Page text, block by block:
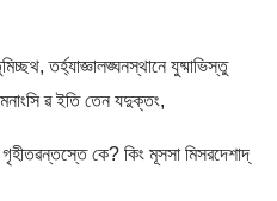
তর্হ্যাজ্ঞালঙ্ঘনস্থানে যুষ্মাভিস্তু
ৱ ইতি তেন যদুক্তং,
কে? কিং মূসসা মিসরদেশাদ্